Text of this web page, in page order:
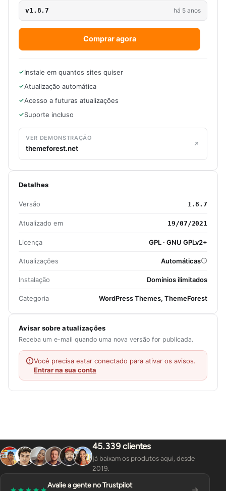
v1.8.7 há 5 anos
Comprar agora
Instale em quantos sites quiser
Atualização automática
Acesso a futuras atualizações
Suporte incluso
VER DEMONSTRAÇÃO
themeforest.net
Detalhes
Versão 1.8.7
Atualizado em 19/07/2021
Licença GPL · GNU GPLv2+
Atualizações Automáticas
Instalação Domínios ilimitados
Categoria WordPress Themes, ThemeForest
Avisar sobre atualizações
Receba um e-mail quando uma nova versão for publicada.
Você precisa estar conectado para ativar os avisos.
Entrar na sua conta
45.339 clientes
já baixam os produtos aqui, desde
2019.
Avalie a gente no Trustpilot